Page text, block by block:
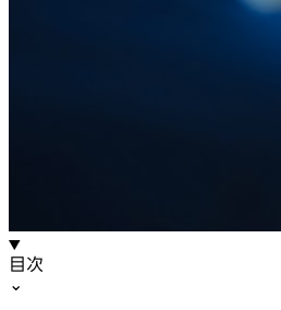
目次
⌄